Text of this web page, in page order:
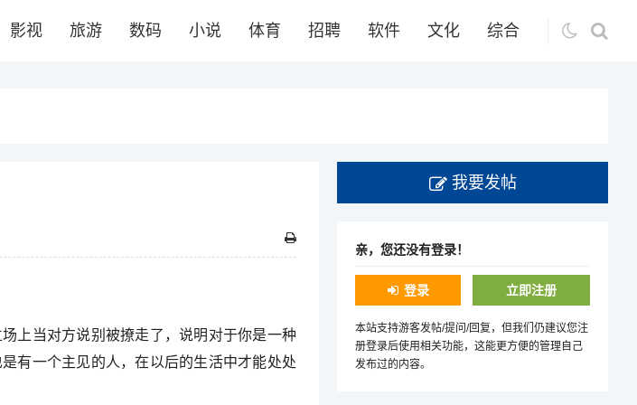
影视 旅游 数码 小说 体育 招聘 软件 文化 综合
上当对方说别被撩走了，说明对于你是一种
有一个主见的人，在以后的生活中才能处处
我要发帖
亲，您还没有登录！
登录 立即注册
本站支持游客发帖/提问/回复，但我们仍建议您注
册登录后使用相关功能，这能更方便的管理自己
发布过的内容。